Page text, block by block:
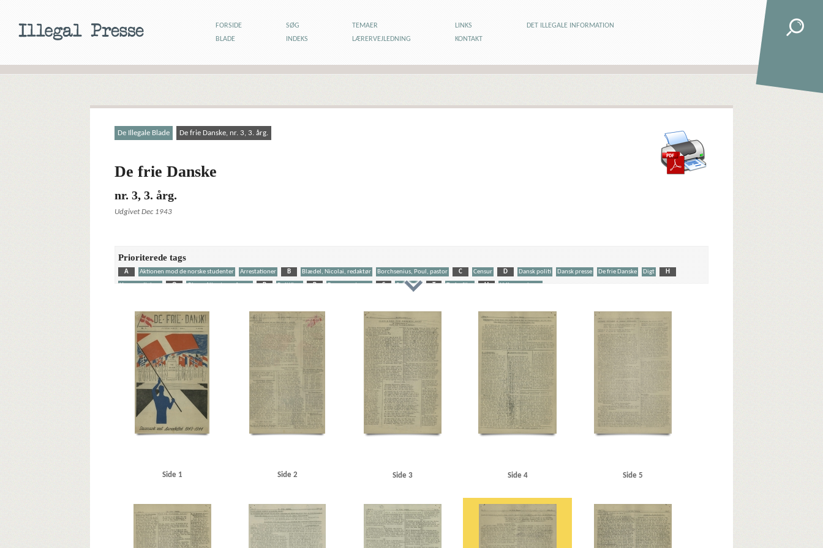
FORSIDE SØG TEMAER LINKS
DET ILLEGALE INFORMATION
BLADE
INDEKS LÆRERVEJLEDNING KONTAKT
De Illegale Blade De frie Danske, nr. 3, 3. årg.
De frie Danske
nr. 3, 3. årg.
Udgivet Dec 1943
Prioriterede tags
A Aktionen mod de norske studenter Arrestationer B Blædel, Nicolai, redaktør Borchsenius, Poul, pastor C Censur D Dansk politi Dansk presse De frie Danske Digt
H
Horserødlejren
O Olsen, Albert, professor P Politiken R Rammeantenne S Sabotage T Tyske film U Udhængninger
Aabenraa Aalborg Aarhus Aarhus Universitet Abel, Kjeld, forfatter Alsgades Skole, Kbh. Andersen, Aksel Ejler, lærer, Odense
Andersen, Hugo, politibetjent
Andersen, Karl Chr., arbejdsmand, Kolding
Andersen, Niels Peter, skatterådsformand, Kolding Assens Asserbolejren Bang Jørgensen, J.P., kaptajn
Bangsted, Helge, politiker
Bergholt Holmgaard, sekr., Kolding
Besekow, Sam, sceneinstruktør Best, Werner Birkedal Hansen, S.L.P., kaptajnløjtnant Blædel, Nicolai, redaktør Bohr, Harald, professor
Bohr, Niels
Borchsenius, Poul, pastor
Bredgade, Kbh. Brevig, Tage, fhv. sergent British Commonwealth Brockenhuus-Schack, Eiler, greve BT-Centralen Buhme Bøggild, J.K., dr.phil. C
Carstensen, Tage, lrs.
Christian X
Christoffersen, Tarante, Kbh. Churchill, Winston Clausen, Frits, politiker Colbjørnsensgade, Kbh. Dagmarhus Dahl, Ejnar, læge, Tønder Dahl, Holger, trykker, Kolding
Damhussøen
Danmark, forsikringsselskab
Danmarks Frihedsraad Dansk Samling De frie Danske De Samvirkende Fagforbund Delbo, Hedvig Den Gyldenblonde alias Povl Sabroe Dessau, Einar, direktør
Det dansk-
amerikanske Udvandrerarkiv
Det radikale Venstre Diget, Carl, skipper, Skagen Dyrsted, C., Th., politibetjent E Engberg, Gunnar, pastor Erichsen, P.B., kaptajn Esbjerg F
Faaborg
Feldsted, Marinus, skrædder, Kolding
Folkinghus, hotel, Graasten Foreningen af Rytterofficerer udenfor aktiv Tjeneste Foss, Erling, ingeniør Fredericia Frederiksberg, Kbh.
Frederikshavn
Frikorps Danmark
Frimurerlogen, Aabenraa G Garde, Else, Kbh. Garde, Erik, kaptajn, Kbh. Garderhusarkasernen Glamsbjerg Madsen, fuldmægtig, Esbjerg
Glud, vicepolitiinspektør
Københavns Kommunehospital Københavns Universitet Larsen, Eivind, departementschef Larsen, Georg, købmand, Rønne Lillebæltsbroen Lime, Erik, Kbh.
Lohmann, E.C., officiant
London
Luftwaffe Lumbye, Oscar, bogtrykker, Kolding Lund, Harald H., forfatter Lykke Kayser, Kay, arbejdsmand, Kolding Madsen, Leo, fhv. sergent Madsen, T.I.P.O.
Malmø
Maskinfabrikken, Ryesgade, Kbh.
Metropolteatret, Kbh. Meyer, Arne, kunsthandler, Kbh. Moesgaard Nielsen, Per, gymnasieelev, Aarhus
Mortensen, Carl Ejner, maskinsætter, Kolding
Side 1 Side 2 Side 3 Side 4 Side 5